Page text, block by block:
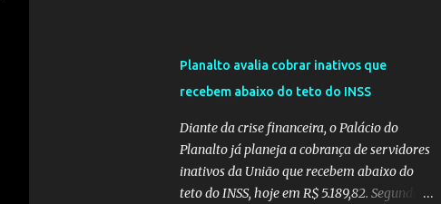
Planalto avalia cobrar inativos que
recebem abaixo do teto do INSS
Diante da crise financeira, o Palácio do
Planalto já planeja a cobrança de servidores
inativos da União que recebem abaixo do
teto do INSS, hoje em R$ 5.189,82. Segundo